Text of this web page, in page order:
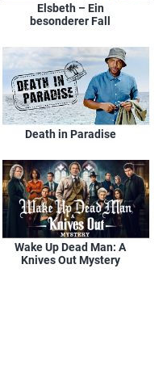
Elsbeth – Ein
besonderer Fall
Death in Paradise
Wake Up Dead Man: A
Knives Out Mystery